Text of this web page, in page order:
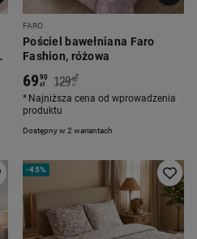
FARO
Pościel bawełniana Faro
Fashion, różowa
Dostępny w 2 wariantach
6990
zł 129 00
zł
*
Najniższa cena od wprowadzenia
produktu
-45%